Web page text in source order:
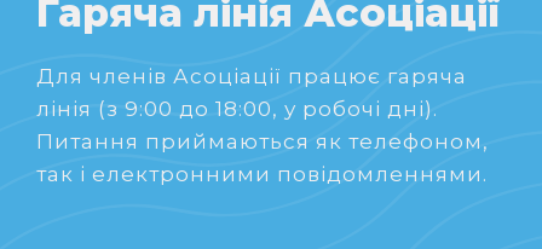
Гаряча лінія Асоціації
Для членів Асоціації працює гаряча
лінія (з 9:00 до 18:00, у робочі дні).
Питання приймаються як телефоном,
так і електронними повідомленнями.